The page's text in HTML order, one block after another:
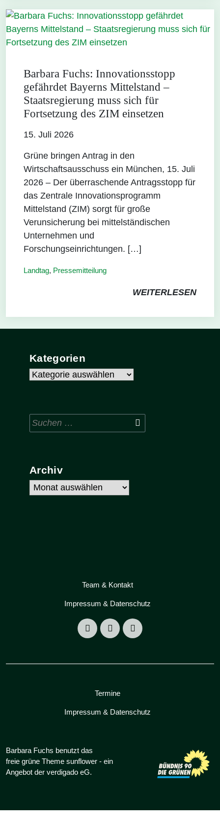
Barbara Fuchs: Innovationsstopp
gefährdet Bayerns Mittelstand –
Staatsregierung muss sich für
Fortsetzung des ZIM einsetzen
15. Juli 2026
Grüne bringen Antrag in den
Wirtschaftsausschuss ein München, 15. Juli
2026 – Der überraschende Antragsstopp für
das Zentrale Innovationsprogramm
Mittelstand (ZIM) sorgt für große
Verunsicherung bei mittelständischen
Unternehmen und
Forschungseinrichtungen. […]
Landtag, Pressemitteilung
WEITERLESEN
Kategorien
Kategorien
Suchen
nach:
Archiv
Archiv
Team & Kontakt
Impressum & Datenschutz
Termine
Impressum & Datenschutz
Barbara Fuchs benutzt das
freie grüne Theme sunflower ‐ ein
Angebot der verdigado eG.